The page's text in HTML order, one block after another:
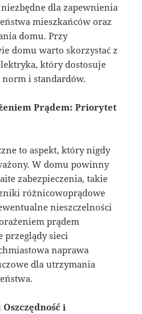
dla zapewnienia
mieszkańców oraz
domu. Przy
domu warto skorzystać z
który dostosuje
i standardów.
Prądem: Priorytet
to aspekt, który nigdy
W domu powinny
zabezpieczenia, takie
różnicowoprądowe
nieszczelności
prądem
przeglądy sieci
naprawa
dla utrzymania
i